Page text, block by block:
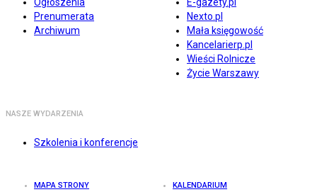
Prenumerata
Archiwum
Nexto.pl
Mała księgowość
Kancelarierp.pl
Wieści Rolnicze
Życie Warszawy
NASZE WYDARZENIA
Szkolenia i konferencje
MAPA STRONY KALENDARIUM